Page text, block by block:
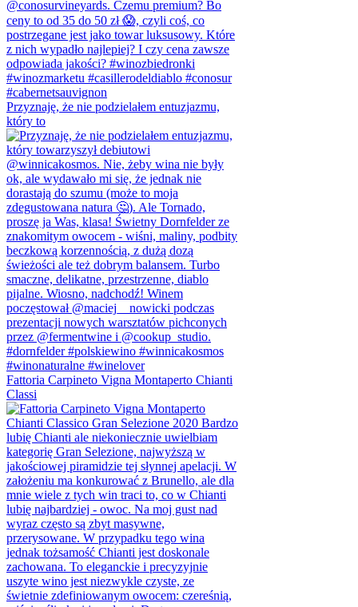
Przyznaję, że nie podzielałem entuzjazmu,
który to
Fattoria Carpineto Vigna Montaperto Chianti
Classi